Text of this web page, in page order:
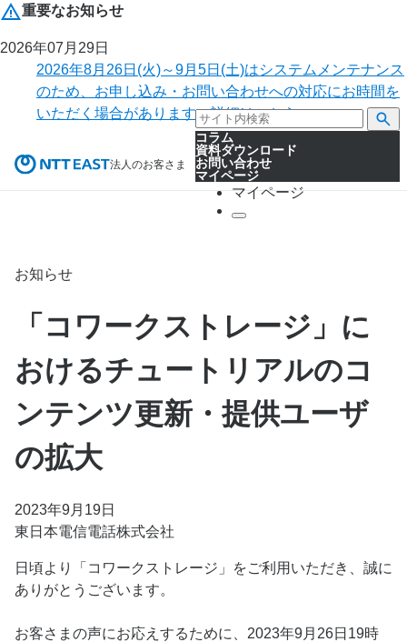
重要なお知らせ
2026年07月29日
2026年8月26日(火)～9月5日(土)はシステムメンテナンス
のため、お申し込み・お問い合わせへの対応にお時間を
いただく場合があります。詳細はこちら。
法人のお客さま
コラム
資料ダウンロード
お問い合わせ
マイページ
マイページ
お知らせ
「コワークストレージ」に
おけるチュートリアルのコ
ンテンツ更新・提供ユーザ
の拡大
2023年9月19日
東日本電信電話株式会社
日頃より「コワークストレージ」をご利用いただき、誠に
ありがとうございます。
お客さまの声にお応えするために、2023年9月26日19時